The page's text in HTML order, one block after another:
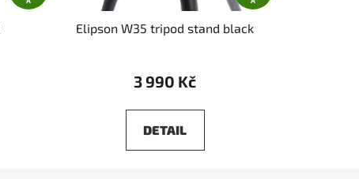
Elipson W35 tripod stand black
3 990 Kč
DETAIL